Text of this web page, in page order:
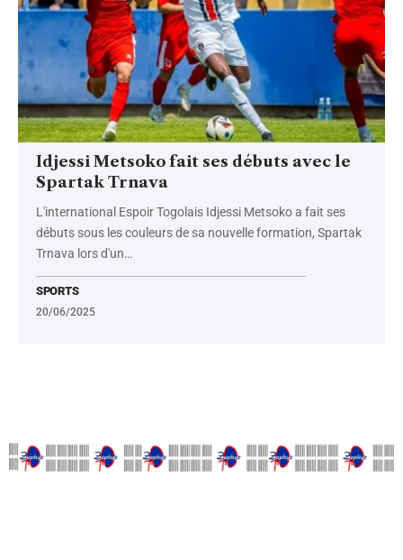
Idjessi Metsoko fait ses débuts avec le
Spartak Trnava
L'international Espoir Togolais Idjessi Metsoko a fait ses
débuts sous les couleurs de sa nouvelle formation, Spartak
Trnava lors d'un…
SPORTS
20/06/2025